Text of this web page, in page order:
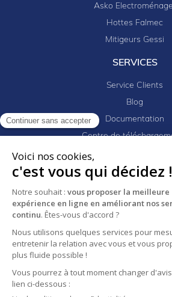
Continuer sans accepter
Voici nos cookies,
c'est vous qui décidez !
Notre souhait : vous proposer la meilleure
expérience en ligne en améliorant nos
continu. Êtes-vous d'accord ?
Nous utilisons quelques services pour
entretenir la relation avec vous et vous
plus fluide possible !
Vous pourrez à tout moment changer
lien ci-dessous :
Asko
Hottes Falmec
Mitigeurs Gessi
SERVICES
Service Clients
Blog
Documentation
Centre de
Newsletter
Mentions légales
Politique de
Conditions générales de